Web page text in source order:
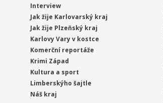
Interview
Jak žije Karlovarský kraj
Jak žije Plzeňský kraj
Karlovy Vary v kostce
Komerční reportáže
Krimi Západ
Kultura a sport
Limberskýho šajtle
Náš kraj